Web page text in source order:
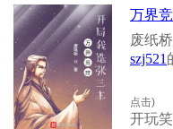
万界
废纸
szj521
点击)
开玩